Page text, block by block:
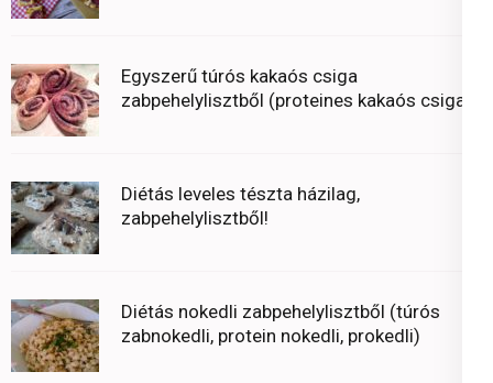
Egyszerű túrós kakaós csiga
zabpehelylisztből (proteines kakaós csiga)
Diétás leveles tészta házilag,
zabpehelylisztből!
Diétás nokedli zabpehelylisztből (túrós
zabnokedli, protein nokedli, prokedli)